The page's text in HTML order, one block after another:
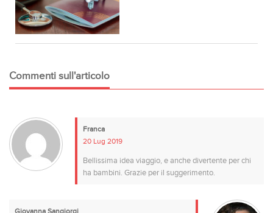
Commenti sull'articolo
Franca
20 Lug 2019
Bellissima idea viaggio, e anche divertente per chi
ha bambini. Grazie per il suggerimento.